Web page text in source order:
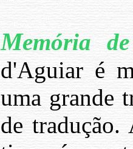
Memória
d'Aguiar é
uma grande
de tradução.